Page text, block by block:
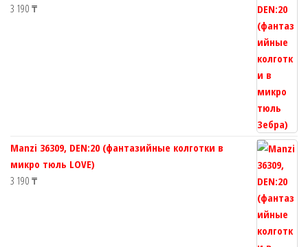
3 190 ₸
Manzi 36309, DEN:20 (фантазийные колготки в
микро тюль LOVE)
3 190 ₸